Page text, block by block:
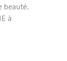
beauté.
à